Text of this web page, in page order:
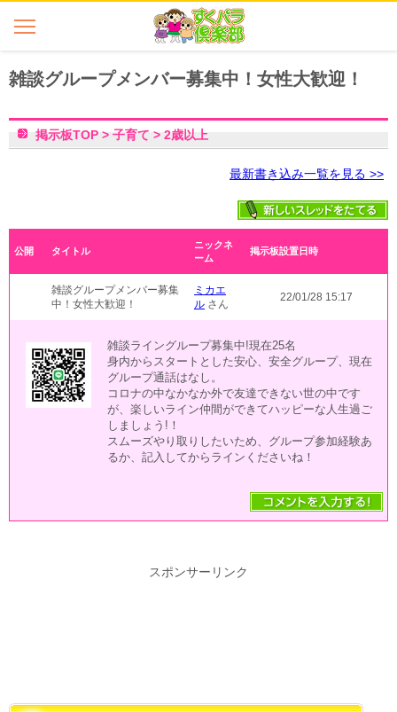
雑談グループメンバー募集中！女性大歓迎！
最新書き込み一覧を見る >>
掲示板TOP > 子育て > 2歳以上
公開 タイトル
ニックネ
ーム
掲示板設置日時
雑談グループメンバー募集
中！女性大歓迎！
ミカエ
ル さん
22/01/28 15:17
雑談ライングループ募集中!現在25名
身内からスタートとした安心、安全グループ、現在
グループ通話はなし。
コロナの中なかなか外で友達できない世の中です
が、楽しいライン仲間ができてハッピーな人生過ご
しましょう!！
スムーズやり取りしたいため、グループ参加経験あ
るか、記入してからラインくださいね！
スポンサーリンク